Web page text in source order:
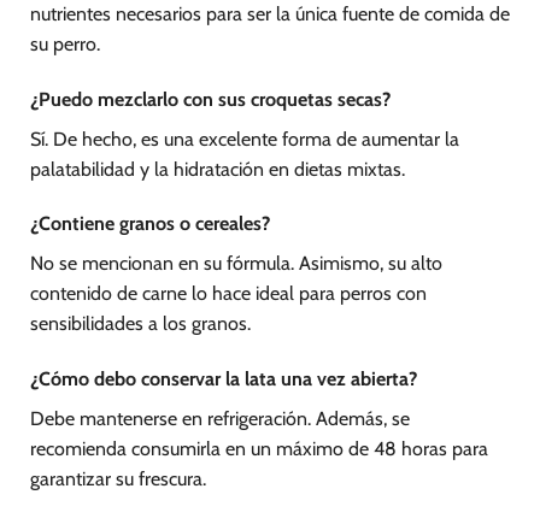
nutrientes necesarios para ser la única fuente de comida de
su perro.
¿Puedo mezclarlo con sus croquetas secas?
Sí. De hecho, es una excelente forma de aumentar la
palatabilidad y la hidratación en dietas mixtas.
¿Contiene granos o cereales?
No se mencionan en su fórmula. Asimismo, su alto
contenido de carne lo hace ideal para perros con
sensibilidades a los granos.
¿Cómo debo conservar la lata una vez abierta?
Debe mantenerse en refrigeración. Además, se
recomienda consumirla en un máximo de 48 horas para
garantizar su frescura.